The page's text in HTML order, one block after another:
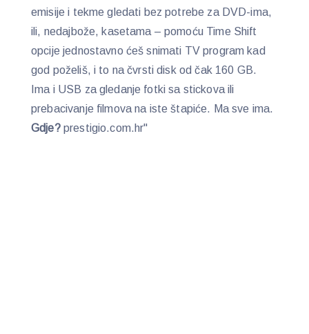
emisije i tekme gledati bez potrebe za DVD-ima,
ili, nedajbože, kasetama – pomoću Time Shift
opcije jednostavno ćeš snimati TV program kad
god poželiš, i to na čvrsti disk od čak 160 GB.
Ima i USB za gledanje fotki sa stickova ili
prebacivanje filmova na iste štapiće. Ma sve ima.
Gdje?prestigio.com.hr"